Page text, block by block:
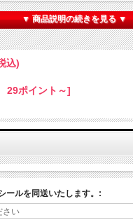
ススメ！
位の調節ベルトでサイズ調整でき
是非おすすめです！
崩れを防ぐため、メール便不可と
▼ 商品説明の続きを見る ▼
込)
29ポイント～]
ールを同送いたします。: